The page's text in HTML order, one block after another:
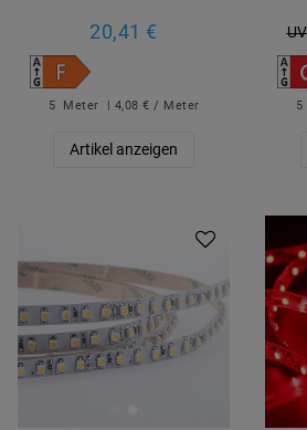
20,41 €
5 Meter | 4,08 € / Meter
Artikel anzeigen
5